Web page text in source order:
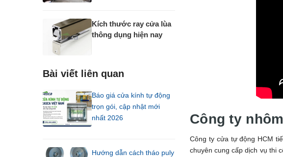
Công ty
Công ty cửa tự động HCM
chuyên cung cấp dịch vụ thi
Kích thước ray cửa lùa
thông dụng hiện nay
Bài viết liên quan
Báo giá cửa kính tự động
trọn gói, cập nhật mới
nhất 2026
Hướng dẫn cách tháo puly